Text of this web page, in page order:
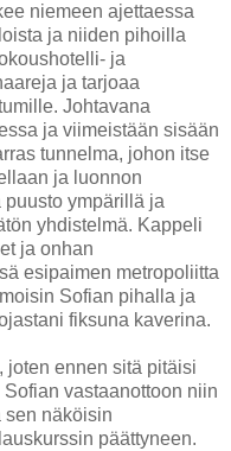
niemeen ajettaessa
ja niiden pihoilla
ja
ja tarjoaa
Johtavana
ja viimeistään sisään
tunnelma, johon itse
ja luonnon
ympärillä ja
yhdistelmä. Kappeli
ja onhan
esipaimen metropoliitta
Sofian pihalla ja
fiksuna kaverina.
joten ennen sitä pitäisi
vastaanottoon niin
näköisin
päättyneen.